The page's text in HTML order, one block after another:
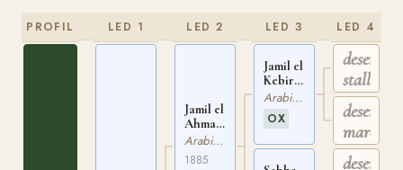
PROFIL LED 1 LED 2
Jamil el
Ahmar
ox
EGYPT
94
Arabiskt Fullblod
1885
LED 3
Jamil el
Kebir
ox
140
Arabiskt Fullblod
OX
LED 4
desert
stallion
desert
mare
desert